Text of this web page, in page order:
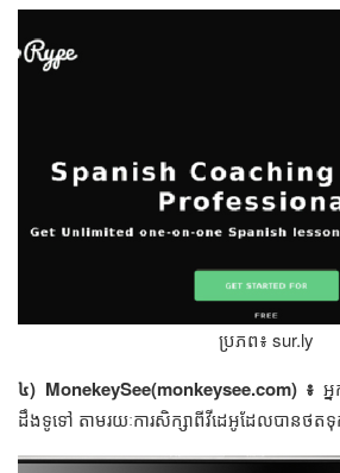
ប្រភព៖ sur.ly
៤) MonekeySee(monkeysee.com) ៖ អ្
ដឹង​ទូទៅ​ តាម​រយៈការ​សិក្សា​ពី​វីដេអូ​ដែល​បាន​ថត​